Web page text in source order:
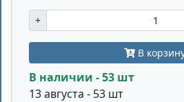
+
В
В наличии - 53 шт
13 августа - 53 шт